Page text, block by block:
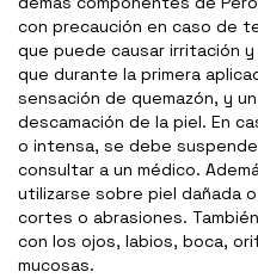
con precaución en caso de
que puede causar irritación
que durante la primera
sensación de quemazón, y
descamación de la piel. En
o intensa, se debe
consultar a un médico.
utilizarse sobre piel dañada
cortes o abrasiones.
con los ojos, labios, boca,
mucosas.